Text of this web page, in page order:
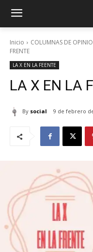
Inicio COLUMNAS DE
FRENTE
LA X EN LA FEENTE
LA X EN LA
By social 9 de febrero